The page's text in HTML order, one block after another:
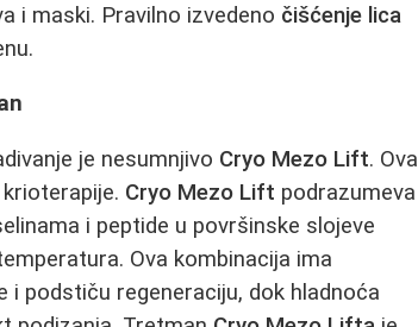
i maski. Pravilno izvedeno čišćenje lica
je nesumnjivo Cryo Mezo Lift. Ova
Cryo Mezo Lift podrazumeva
i peptide u površinske slojeve
Ova kombinacija ima
podstiču regeneraciju, dok hladnoća